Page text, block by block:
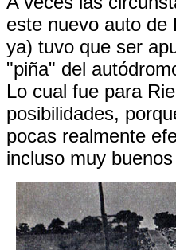
este nuevo auto de
ya) tuvo que ser
"piña" del
Lo cual fue para
posibilidades,
pocas realmente
incluso muy